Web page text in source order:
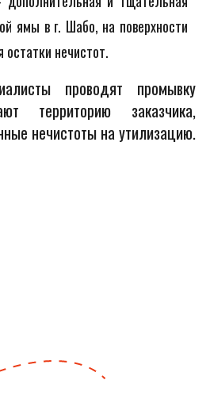
ямы в г. Шабо, на поверхности
нечистот.
проводят промывку
территорию заказчика,
нечистоты на утилизацию.